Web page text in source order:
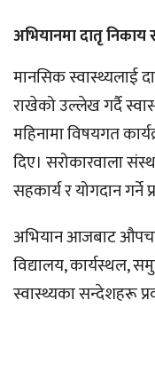
अभियानमा दातृ निकाय
मानसिक स्वास्थ्यलाई
राखेको उल्लेख गर्दै
महिनामा विषयगत
दिए। सरोकारवाला
सहकार्य र योगदान गर्ने
अभियान आजबाट
विद्यालय, कार्यस्थल,
स्वास्थ्यका सन्देशहरू